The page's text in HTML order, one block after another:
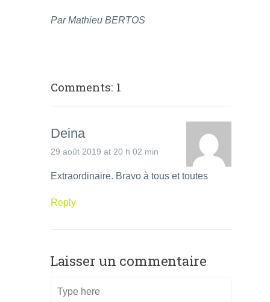
Par Mathieu BERTOS
Comments: 1
Deina
29 août 2019 at 20 h 02 min
Extraordinaire. Bravo à tous et toutes
Reply
Laisser un commentaire